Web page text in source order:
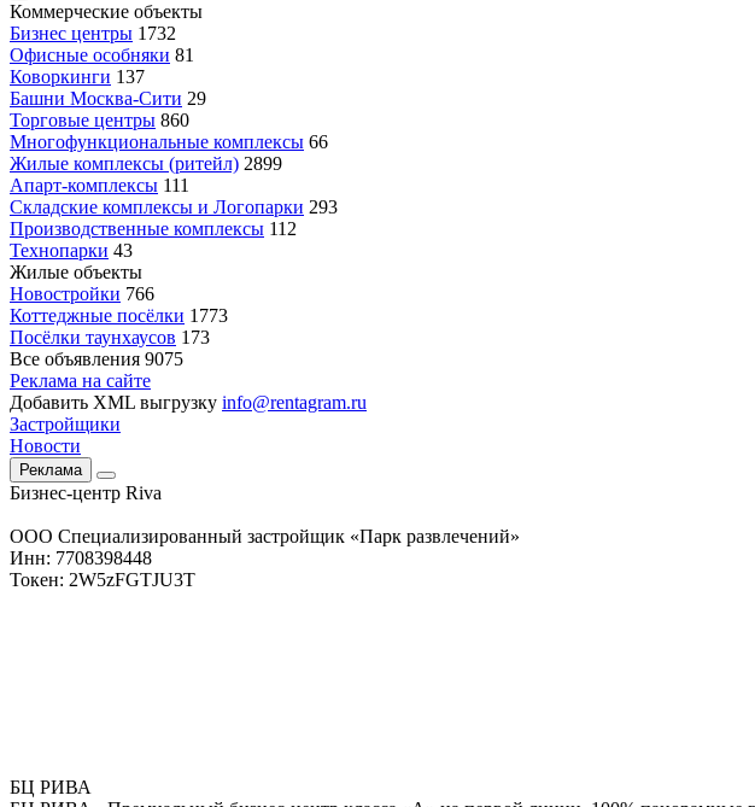
Коммерческие объекты
Бизнес центры 1732
Офисные особняки 81
Коворкинги 137
Башни Москва-Сити 29
Торговые центры 860
Многофункциональные комплексы 66
Жилые комплексы (ритейл) 2899
Апарт-комплексы 111
Складские комплексы и Логопарки 293
Производственные комплексы 112
Технопарки 43
Жилые объекты
Новостройки 766
Коттеджные посёлки 1773
Посёлки таунхаусов 173
Все объявления 9075
Реклама на сайте
Добавить XML выгрузку info@rentagram.ru
Застройщики
Новости
Реклама
Бизнес-центр Riva
ООО Специализированный застройщик «Парк развлечений»
Инн: 7708398448
Токен: 2W5zFGTJU3T
БЦ РИВА